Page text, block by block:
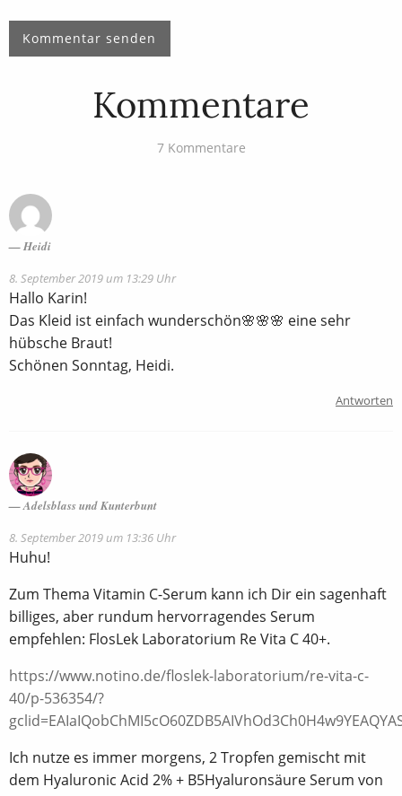
Kommentare
7 Kommentare
Heidi
8. September 2019 um 13:29 Uhr
Hallo Karin!
Das Kleid ist einfach wunderschön🌸🌸🌸 eine sehr
hübsche Braut!
Schönen Sonntag, Heidi.
Antworten
Adelsblass und Kunterbunt
8. September 2019 um 13:36 Uhr
Huhu!
Zum Thema Vitamin C-Serum kann ich Dir ein sagenhaft
billiges, aber rundum hervorragendes Serum
empfehlen: FlosLek Laboratorium Re Vita C 40+.
https://www.notino.de/floslek-laboratorium/re-vita-c-
40/p-536354/?
Ich nutze es immer morgens, 2 Tropfen gemischt mit
dem Hyaluronic Acid 2% + B5Hyaluronsäure Serum von